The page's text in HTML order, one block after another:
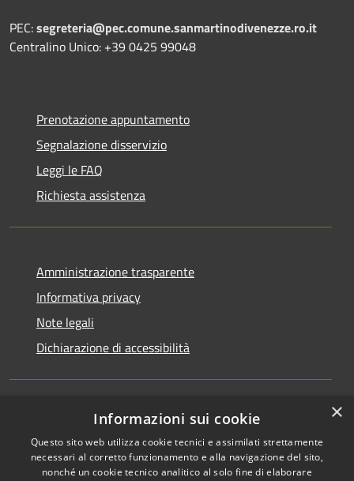
PEC:segreteria@pec.comune.sanmartinodivenezze.ro.it
Centralino Unico: +39 0425 99048
Prenotazione appuntamento
Segnalazione disservizio
Leggi le FAQ
Richiesta assistenza
Amministrazione trasparente
Informativa privacy
Note legali
Dichiarazione di accessibilità
Accessibilità
Privacy
Copyright © 2026 • Comune di
San Martino di Venezze •
Powered byMunicipium•
×
Informazioni sui cookie
Questo sito web utilizza cookie tecnici e assimilati strettamente
necessari al corretto funzionamento e alla navigazione del sito,
nonché un cookie tecnico analitico al solo fine di elaborare